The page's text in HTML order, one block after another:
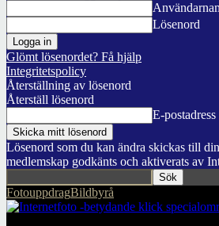
Lösenord
Glömt lösenordet? Få hjälp
Integritetspolicy
Återställning av lösenord
Återställ lösenord
E-postadress
Lösenord som du kan ändra skickas till
medlemskap godkänts och aktiverats av
FotouppdragBildbyrå